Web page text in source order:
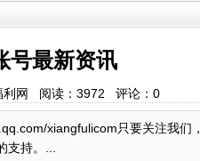
号最新资讯
网 阅读： 3972 评论： 0
xiangfulicom只要关注我们，
持。...